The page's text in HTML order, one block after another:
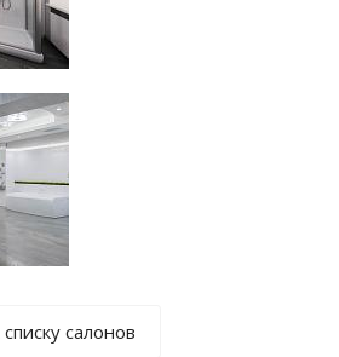
салонов